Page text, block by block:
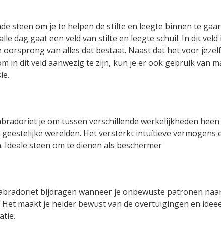
steen om je te helpen de stilte en leegte binnen te
dag gaat een veld van stilte en leegte schuil. In dit veld
oorsprong van alles dat bestaat. Naast dat het voor
in dit veld aanwezig te zijn, kun je er ook gebruik van
je om tussen verschillende werkelijkheden
werelden. Het versterkt intuïtieve vermogens
steen om te dienen als beschermer
bijdragen wanneer je onbewuste patronen
maakt je helder bewust van de overtuigingen en